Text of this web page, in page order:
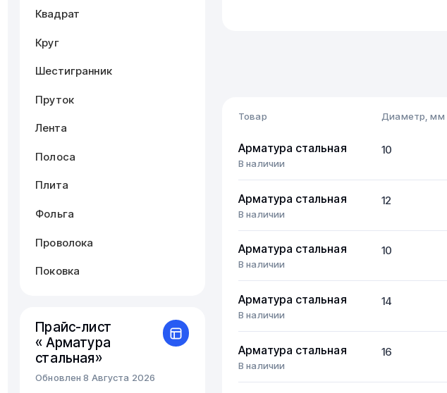
Квадрат
Круг
Шестигранник
Пруток
Лента
Полоса
Плита
Фольга
Проволока
Поковка
Прайс-лист
« Арматура
стальная»
Обновлен 8 Августа 2026
Товар Диаметр, мм
Арматура стальная
В наличии
10
Арматура стальная
В наличии
12
Арматура стальная
В наличии
10
Арматура стальная
В наличии
14
Арматура стальная
В наличии
16